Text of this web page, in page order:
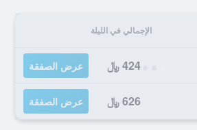
الإجمالي في الليلة
424 ﷼ عرض الصفقة
626 ﷼ عرض الصفقة